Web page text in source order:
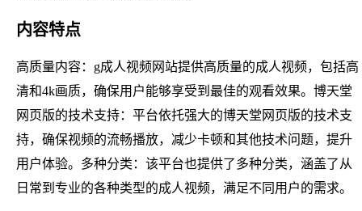
内容特点
高质量内容：g成人视频网站提供高质量的成人视频，包括高
清和4k画质，确保用户能够享受到最佳的观看效果。博天堂
网页版的技术支持：平台依托强大的博天堂网页版的技术支
持，确保视频的流畅播放，减少卡顿和其他技术问题，提升
用户体验。多种分类：该平台也提供了多种分类，涵盖了从
日常到专业的各种类型的成人视频，满足不同用户的需求。